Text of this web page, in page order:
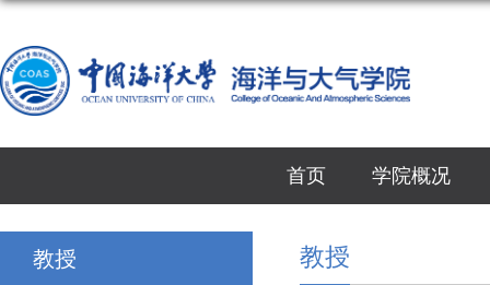
首页 学院概况
教授 教授